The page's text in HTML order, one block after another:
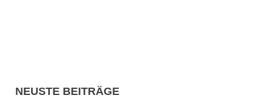
NEUSTE BEITRÄGE